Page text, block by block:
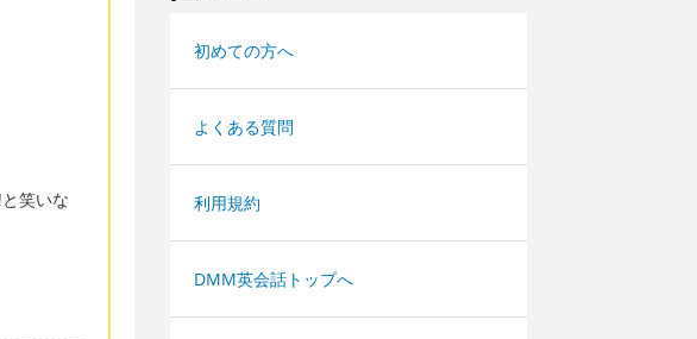
笑いな
初めての方へ
よくある質問
利用規約
DMM英会話トップへ